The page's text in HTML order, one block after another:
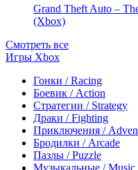
Grand Theft Auto –
(Xbox)
Смотреть все
Игры Xbox
Гонки / Racing
Боевик / Action
Стратегии / Strategy
Драки / Fighting
Приключения /
Бродилки / Arcade
Пазлы / Puzzle
Музыкальные / Music